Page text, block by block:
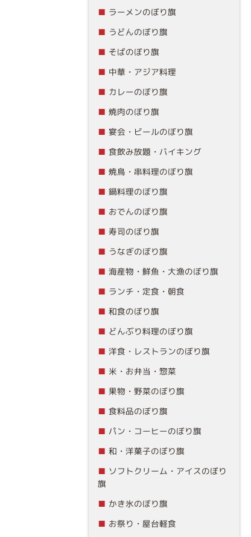
ラーメンのぼり旗
うどんのぼり旗
そばのぼり旗
中華・アジア料理
カレーのぼり旗
焼肉のぼり旗
宴会・ビールのぼり旗
食飲み放題・バイキング
焼鳥・串料理のぼり旗
鍋料理のぼり旗
おでんのぼり旗
寿司のぼり旗
うなぎのぼり旗
海産物・鮮魚・大漁のぼり旗
ランチ・定食・朝食
和食のぼり旗
どんぶり料理のぼり旗
洋食・レストランのぼり旗
米・お弁当・惣菜
果物・野菜のぼり旗
食料品のぼり旗
パン・コーヒーのぼり旗
和・洋菓子のぼり旗
ソフトクリーム・アイスのぼり
旗
かき氷のぼり旗
お祭り・屋台軽食